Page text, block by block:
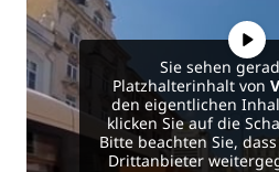
Sie sehen
Platzhalterinhalt von
den eigentlichen
klicken Sie auf die
Bitte beachten Sie,
Drittanbieter